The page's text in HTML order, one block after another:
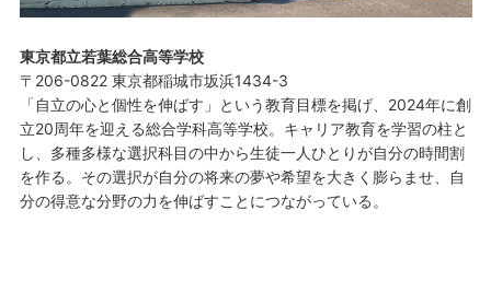
東京都立若葉総合高等学校
〒206-0822 東京都稲城市坂浜1434-3
「自立の心と個性を伸ばす」という教育目標を掲げ、2024年に創
立20周年を迎える総合学科高等学校。キャリア教育を学習の柱と
し、多種多様な選択科目の中から生徒一人ひとりが自分の時間割
を作る。その選択が自分の将来の夢や希望を大きく膨らませ、自
分の得意な分野の力を伸ばすことにつながっている。